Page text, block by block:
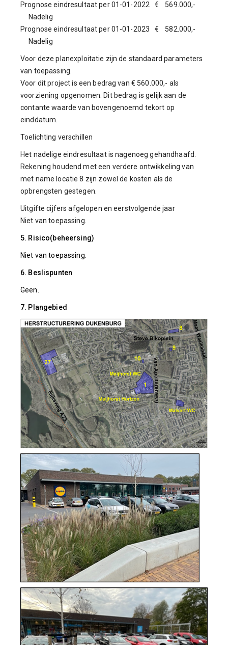
Prognose eindresultaat per 01-01-2022 € 569.000,-
Nadelig
Prognose eindresultaat per 01-01-2023 € 582.000,-
Nadelig
Voor deze planexploitatie zijn de standaard parameters
van toepassing.
Voor dit project is een bedrag van € 560.000,- als
voorziening opgenomen. Dit bedrag is gelijk aan de
contante waarde van bovengenoemd tekort op
einddatum.
Toelichting verschillen
Het nadelige eindresultaat is nagenoeg gehandhaafd.
Rekening houdend met een verdere ontwikkeling van
met name locatie 8 zijn zowel de kosten als de
opbrengsten gestegen.
Uitgifte cijfers afgelopen en eerstvolgende jaar
Niet van toepassing.
5. Risico(beheersing)
Niet van toepassing.
6. Beslispunten
Geen.
7. Plangebied